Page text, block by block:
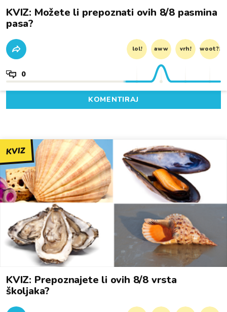
KVIZ: Možete li prepoznati ovih 8/8 pasmina
pasa?
lol! aww vrh! woot?!
0
KOMENTIRAJ
KVIZ
KVIZ: Prepoznajete li ovih 8/8 vrsta
školjaka?